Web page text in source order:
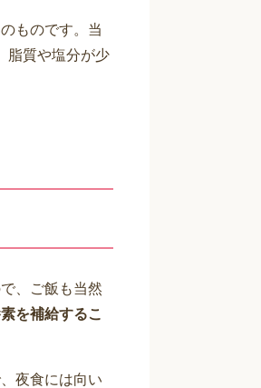
ものです。当
脂質や塩分が少
、ご飯も当然
を補給するこ
夜食には向い